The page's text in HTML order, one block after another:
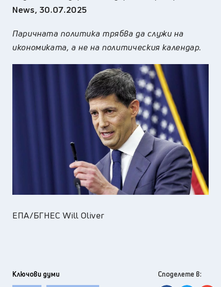
News, 30.07.2025
Паричната политика трябва да служи на
икономиката, а не на политическия календар.
ЕПА/БГНЕС Will Oliver
Ключови думи Споделете в: